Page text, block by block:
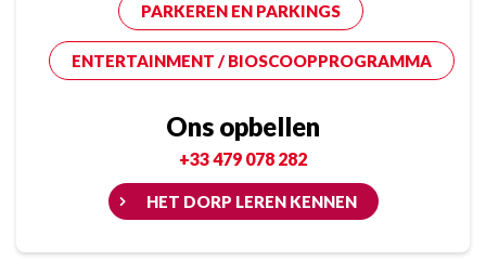
PARKEREN EN PARKINGS
ENTERTAINMENT / BIOSCOOPPROGRAMMA
Ons opbellen
+33 479 078 282
HET DORP LEREN KENNEN